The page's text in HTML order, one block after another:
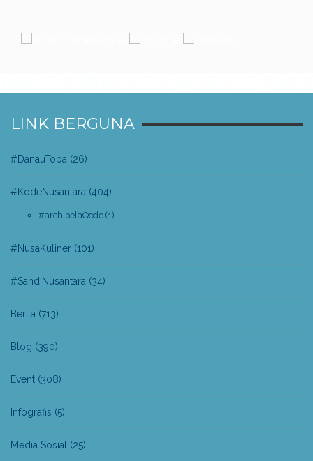
LINK BERGUNA
#DanauToba (26)
#KodeNusantara (404)
#archipelaQode (1)
#NusaKuliner (101)
#SandiNusantara (34)
Berita (713)
Blog (390)
Event (308)
Infografis (5)
Media Sosial (25)